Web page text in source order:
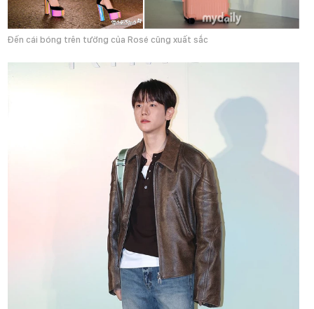
Đến cái bóng trên tường của Rosé cũng xuất sắc